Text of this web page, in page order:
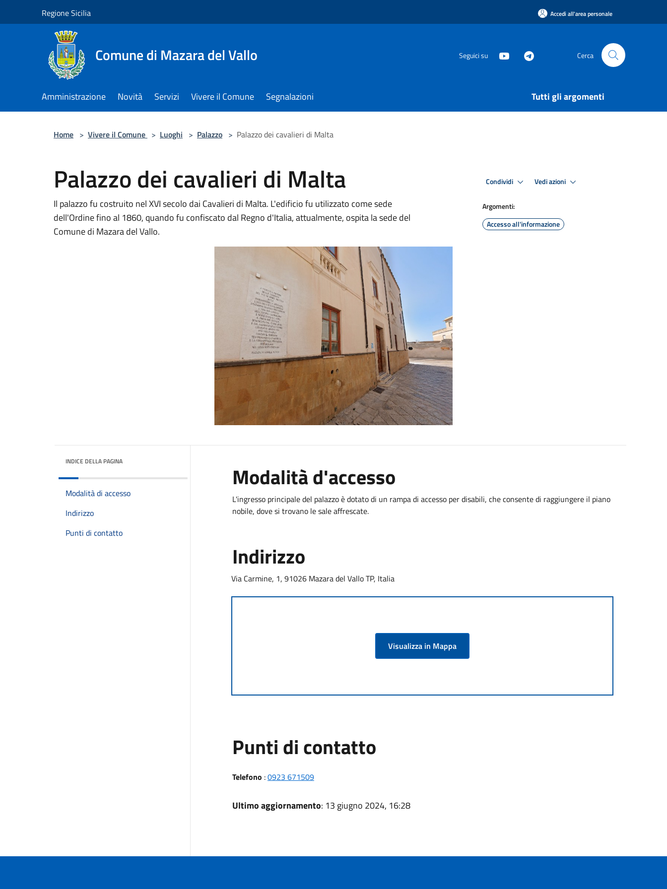
Regione Sicilia Accedi all'area personale
Comune di Mazara del Vallo Seguici su Cerca
Amministrazione Novità Servizi Vivere il Comune Segnalazioni Tutti gli argomenti
Home > Vivere il Comune > Luoghi > Palazzo > Palazzo dei cavalieri di Malta
Palazzo dei cavalieri di Malta
Il palazzo fu costruito nel XVI secolo dai Cavalieri di Malta. L'edificio fu utilizzato come sede
dell'Ordine fino al 1860, quando fu confiscato dal Regno d'Italia, attualmente, ospita la sede del
Comune di Mazara del Vallo.
Condividi Vedi azioni
Argomenti:
Accesso all'informazione
INDICE DELLA PAGINA
Modalità di accesso
Indirizzo
Punti di contatto
Modalità d'accesso
L'ingresso principale del palazzo è dotato di un rampa di accesso per disabili, che consente di raggiungere il piano
nobile, dove si trovano le sale affrescate.
Indirizzo
Via Carmine, 1, 91026 Mazara del Vallo TP, Italia
Visualizza in Mappa
Punti di contatto
Telefono :0923 671509
Ultimo aggiornamento: 13 giugno 2024, 16:28